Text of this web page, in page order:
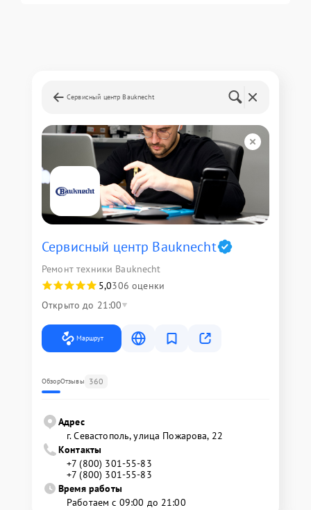
Сервисный центр Bauknecht
Сервисный центр Bauknecht
Ремонт техники Bauknecht
5,0306 оценки
Открыто до 21:00
Маршрут
ОбзорОтзывы 360
Адрес
г. Севастополь, улица Пожарова, 22
Контакты
+7 (800) 301-55-83
+7 (800) 301-55-83
Время работы
Работаем с 09:00 до 21:00